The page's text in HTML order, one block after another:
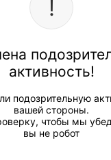
активность!
подозрительную
вашей стороны.
чтобы мы
вы не робот